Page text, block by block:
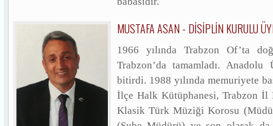
MUSTAFA ASAN - DİSİPLİN KURULU
1966 yılında Trabzon Of’ta
Trabzon’da tamamladı.
bitirdi. 1988 yılında memuriyete
İlçe Halk Kütüphanesi, Trabzon
Klasik Türk Müziği Korosu